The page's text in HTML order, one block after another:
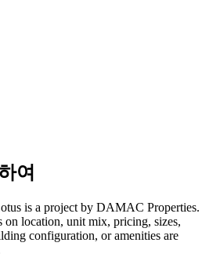
여
is a project by DAMAC Properties.
location, unit mix, pricing, sizes,
configuration, or amenities are